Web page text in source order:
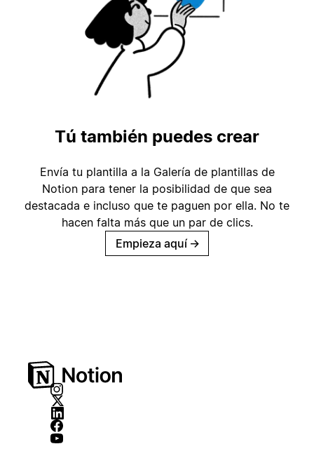
Tú también puedes crear
Envía tu plantilla a la Galería de plantillas de
Notion para tener la posibilidad de que sea
destacada e incluso que te paguen por ella. No te
hacen falta más que un par de clics.
Empieza aquí →